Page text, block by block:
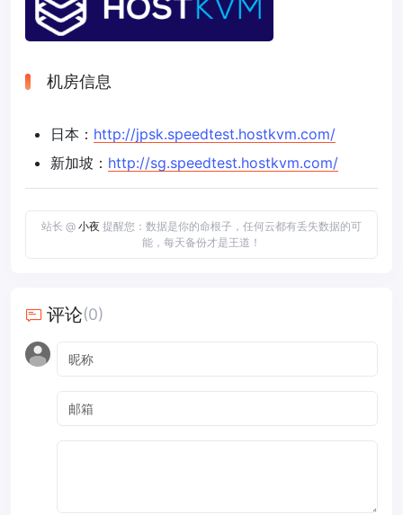
机房信息
日本： http://jpsk.speedtest.hostkvm.com/
新加坡： http://sg.speedtest.hostkvm.com/
站长 @ 小夜 提醒您：数据是你的命根子，任何云都有丢失数据的可
能，每天备份才是王道！
评论(0)